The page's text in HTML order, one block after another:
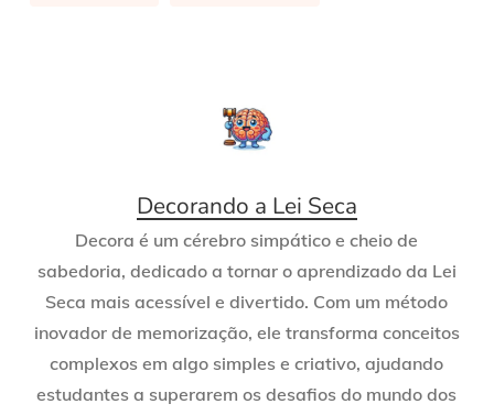
Decorando a Lei Seca
Decora é um cérebro simpático e cheio de
sabedoria, dedicado a tornar o aprendizado da Lei
Seca mais acessível e divertido. Com um método
inovador de memorização, ele transforma conceitos
complexos em algo simples e criativo, ajudando
estudantes a superarem os desafios do mundo dos